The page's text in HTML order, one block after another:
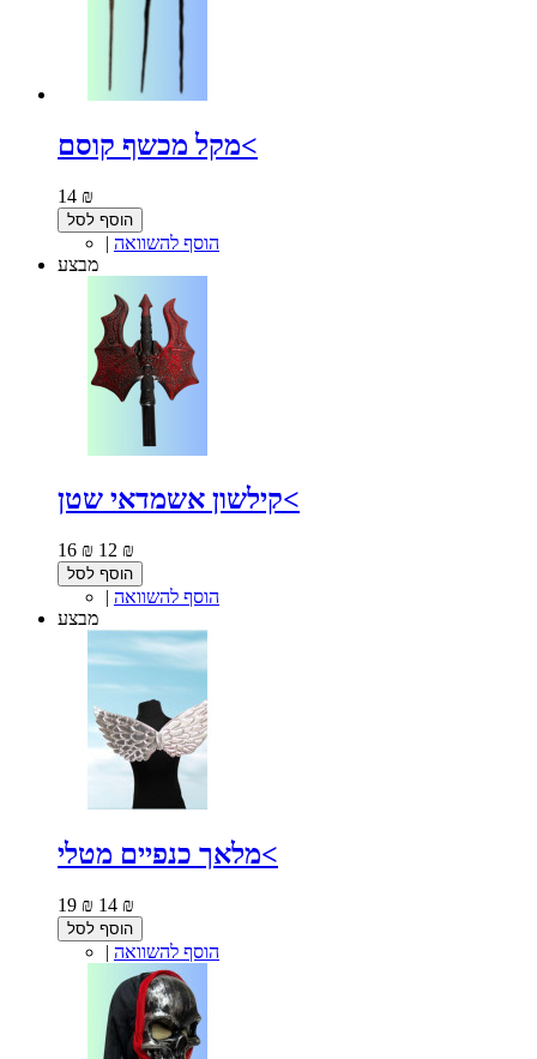
מקל מכשף קוסם<
14 ₪
הוסף לסל
| הוסף להשוואה
מבצע
קילשון אשמדאי שטן<
16 ₪ 12 ₪
הוסף לסל
| הוסף להשוואה
מבצע
מלאך כנפיים מטלי<
19 ₪ 14 ₪
הוסף לסל
| הוסף להשוואה